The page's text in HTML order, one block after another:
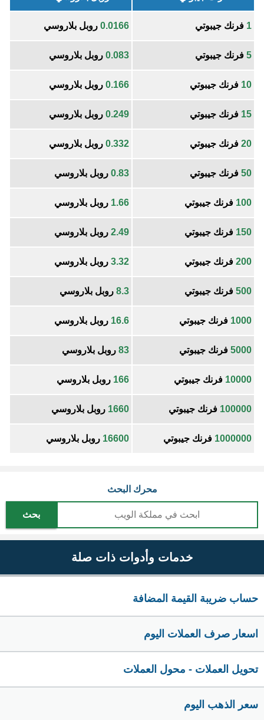
1 فرنك جيبوتي 0.0166 روبل بلاروسي
5 فرنك جيبوتي 0.083 روبل بلاروسي
10 فرنك جيبوتي 0.166 روبل بلاروسي
15 فرنك جيبوتي 0.249 روبل بلاروسي
20 فرنك جيبوتي 0.332 روبل بلاروسي
50 فرنك جيبوتي 0.83 روبل بلاروسي
100 فرنك جيبوتي 1.66 روبل بلاروسي
150 فرنك جيبوتي 2.49 روبل بلاروسي
200 فرنك جيبوتي 3.32 روبل بلاروسي
500 فرنك جيبوتي 8.3 روبل بلاروسي
1000 فرنك جيبوتي 16.6 روبل بلاروسي
5000 فرنك جيبوتي 83 روبل بلاروسي
10000 فرنك جيبوتي 166 روبل بلاروسي
100000 فرنك جيبوتي 1660 روبل بلاروسي
1000000 فرنك جيبوتي 16600 روبل بلاروسي
محرك البحث
بحث
خدمات وأدوات ذات صلة
حساب ضريبة القيمة المضافة
اسعار صرف العملات اليوم
تحويل العملات - محول العملات
سعر الذهب اليوم